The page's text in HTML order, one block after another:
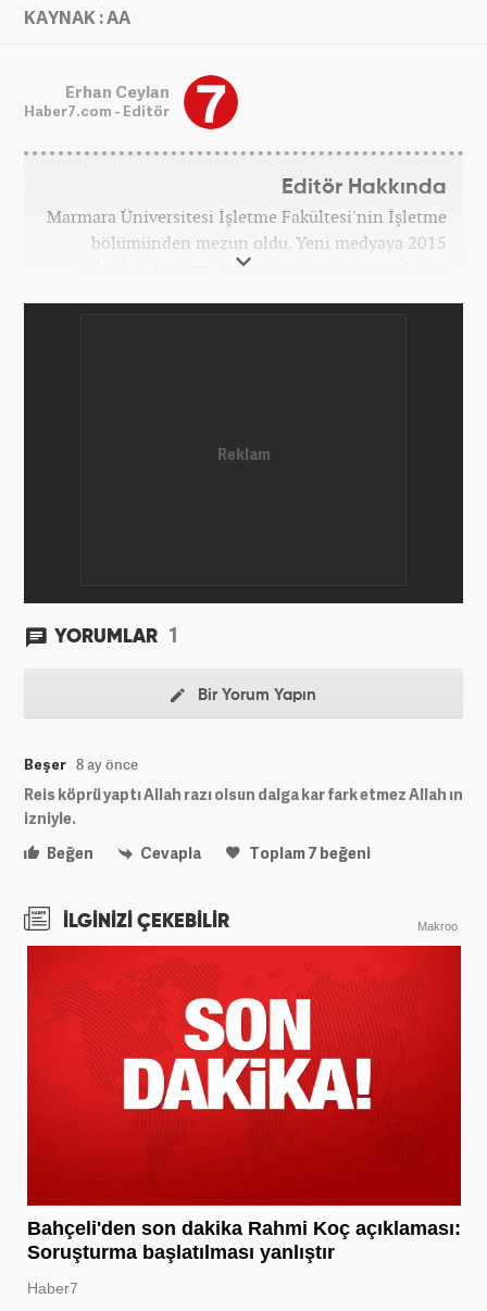
KAYNAK : AA
Erhan Ceylan
Haber7.com - Editör
Editör Hakkında
Marmara Üniversitesi İşletme Fakültesi'nin İşletme
bölümünden mezun oldu. Yeni medyaya 2015
yılında adım attı. Yakın siyasi tarih, yönetim ve
tahrif edilen olguları savunmak, temiz bilgi
YORUMLAR 1
Bir Yorum Yapın
Beşer 8 ay önce
Reis köprü yaptı Allah razı olsun dalga kar fark etmez Allah ın
izniyle.
Beğen
Cevapla Toplam7 beğeni
İLGİNİZİ ÇEKEBİLİR Makroo
Bahçeli'den son dakika Rahmi Koç açıklaması:
Soruşturma başlatılması yanlıştır
Haber7